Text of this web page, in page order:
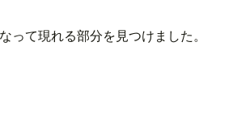
って現れる部分を見つけました。